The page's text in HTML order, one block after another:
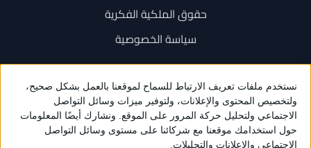
حقوق الملكية الفكرية
سياسة الخصوصية
اتصل بنا
+962 6 534 1777
+962 79 202 7000